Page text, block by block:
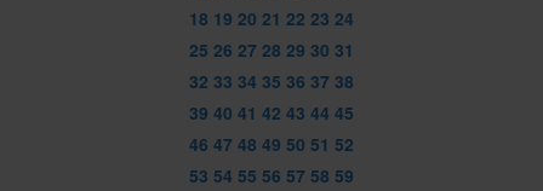
18 19 20 21 22 23 24
25 26 27 28 29 30 31
32 33 34 35 36 37 38
39 40 41 42 43 44 45
46 47 48 49 50 51 52
53 54 55 56 57 58 59